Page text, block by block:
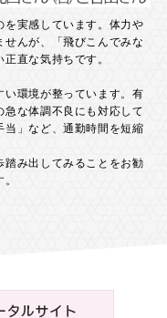
実感しています。体力や
せんが、「飛びこんでみな
直な気持ちです。
環境が整っています。有
な体調不良にも対応して
当」など、通勤時間を短縮
踏み出してみることをお勧